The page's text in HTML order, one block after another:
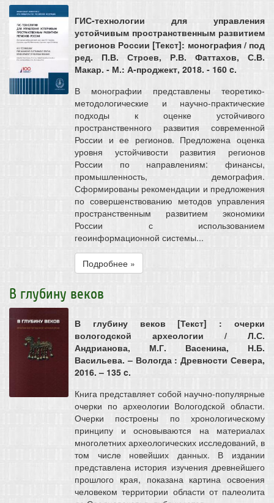
ГИС-технологии для управления
устойчивым пространственным развитием
регионов России [Текст]: монография / под
ред. П.В. Строев, Р.В. Фаттахов, С.В.
Макар. - М.: А-проджект, 2018. - 160 c.
В монографии представлены теоретико-
методологические и научно-практические
подходы к оценке устойчивого
пространственного развития современной
России и ее регионов. Предложена оценка
уровня устойчивости развития регионов
России по направлениям: финансы,
промышленность, демография.
Сформированы рекомендации и предложения
по совершенствованию методов управления
пространственным развитием экономики
России с использованием
геоинформационной системы...
Подробнее »
В глубину веков
В глубину веков [Текст] : очерки
вологодской археологии / Л.С.
Андрианова, М.Г. Васенина, Н.Б.
Васильева. – Вологда : Древности Севера,
2016. – 135 c.
Книга представляет собой научно-популярные
очерки по археологии Вологодской области.
Очерки построены по хронологическому
принципу и основываются на материалах
многолетних археологических исследований, в
том числе новейших данных. В издании
представлена история изучения древнейшего
прошлого края, показана картина освоения
человеком территории области от палеолита